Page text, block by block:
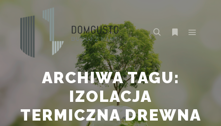
ARCHIWA TAGU:
IZOLACJA
TERMICZNA DREWNA